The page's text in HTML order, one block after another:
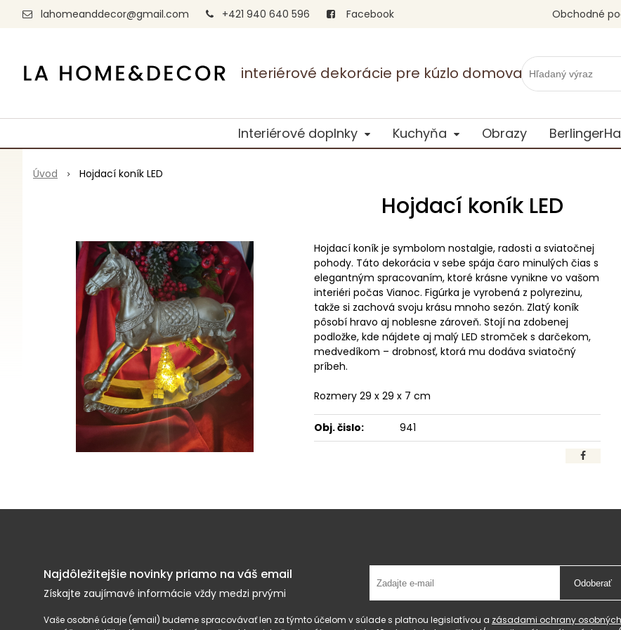
interiérové dekorácie pre kúzlo domova
lahomeanddecor@gmail.com +421 940 640 596 Facebook Obchodné
Interiérové doplnky Kuchyňa Obrazy
Úvod Hojdací koník LED
Hojdací koník LED
Hojdací koník je symbolom nostalgie, radosti a sviatočnej
pohody. Táto dekorácia v sebe spája čaro minulých čias s
elegantným spracovaním, ktoré krásne vynikne vo vašom
interiéri počas Vianoc. Figúrka je vyrobená z polyrezinu,
takže si zachová svoju krásu mnoho sezón. Zlatý koník
pôsobí hravo aj noblesne zároveň. Stojí na zdobenej
podložke, kde nájdete aj malý LED stromček s darčekom,
medvedíkom – drobnosť, ktorá mu dodáva sviatočný
príbeh.
Rozmery 29 x 29 x 7 cm
Obj. čislo: 941
Najdôležitejšie novinky priamo na váš email
Získajte zaujímavé informácie vždy medzi prvými
Odoberať
Vaše osobné údaje (email) budeme spracovávať len za týmto účelom v súlade s platnou legislatívou a zásadami ochrany